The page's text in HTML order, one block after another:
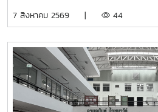
รกิติยาภา นเรนทิราเทพยวดี กรมหล
น. ณ ลานอนันต์ ปัญญาวีร์ อาคารอ
ร่วมบริจาคจะได้ชั่วโมงกิจกรรมด้าน
วันที่ 7 สิงหาคม 2569 มีผู้ประสงค์บ
ผ่านเกณฑ์สามารถบริจาคโลหิตได้
7 สิงหาคม 2569 | 44